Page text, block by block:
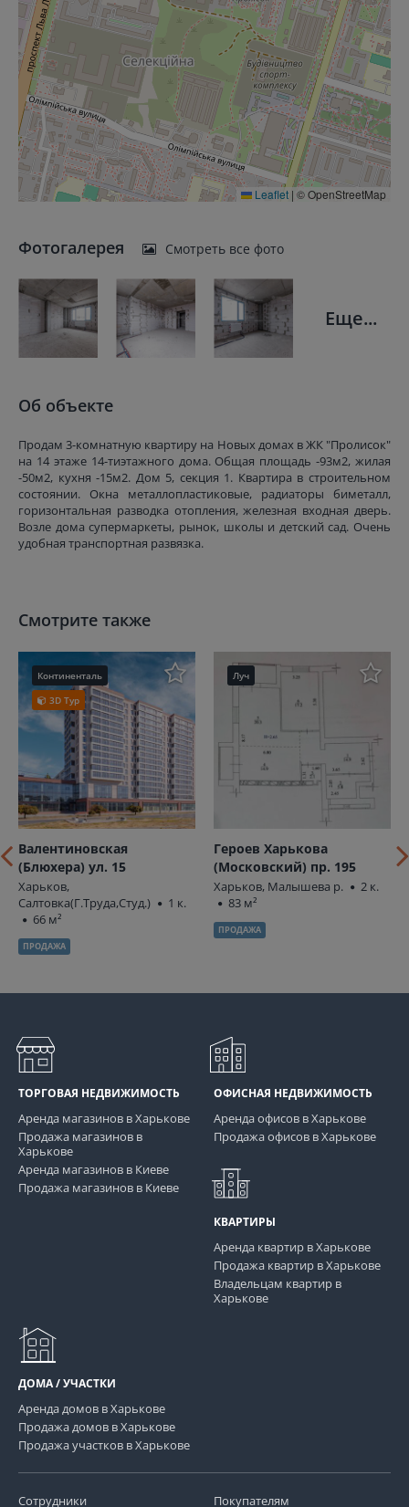
Leaflet | © OpenStreetMap
Фотогалерея Смотреть все фото
Еще...
Об объекте
Продам 3-комнатную квартиру на Новых домах в ЖК "Пролисок"
на 14 этаже 14-тиэтажного дома. Общая площадь -93м2, жилая
-50м2, кухня -15м2. Дом 5, секция 1. Квартира в строительном
состоянии. Окна металлопластиковые, радиаторы биметалл,
горизонтальная разводка отопления, железная входная дверь.
Возле дома супермаркеты, рынок, школы и детский сад. Очень
удобная транспортная развязка.
Смотрите также
Континенталь
3D Тур
Валентиновская
(Блюхера) ул. 15
Харьков,
Салтовка(Г.Труда,Студ.)
1 к.
66 м²
ПРОДАЖА
Луч
Героев Харькова
(Московский) пр. 195
Харьков, Малышева р.
2 к.
83 м²
ПРОДАЖА
ТОРГОВАЯ НЕДВИЖИМОСТЬ
Аренда магазинов в Харькове
Продажа магазинов в
Харькове
Аренда магазинов в Киеве
Продажа магазинов в Киеве
ОФИСНАЯ НЕДВИЖИМОСТЬ
Аренда офисов в Харькове
Продажа офисов в Харькове
КВАРТИРЫ
Аренда квартир в Харькове
Продажа квартир в Харькове
Владельцам квартир в
Харькове
ДОМА / УЧАСТКИ
Аренда домов в Харькове
Продажа домов в Харькове
Продажа участков в Харькове
Сотрудники Покупателям